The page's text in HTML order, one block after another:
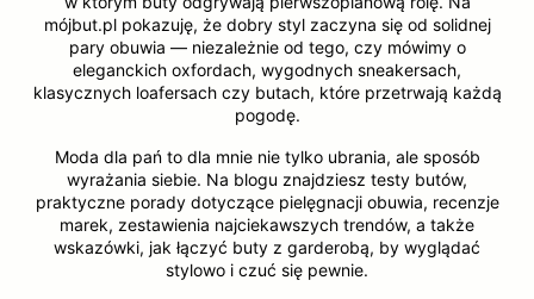
mójbut.pl pokazuję, że dobry styl zaczyna się od solidnej
pary obuwia — niezależnie od tego, czy mówimy o
eleganckich oxfordach, wygodnych sneakersach,
klasycznych loafersach czy butach, które przetrwają każdą
pogodę.
Moda dla pań to dla mnie nie tylko ubrania, ale sposób
wyrażania siebie. Na blogu znajdziesz testy butów,
praktyczne porady dotyczące pielęgnacji obuwia, recenzje
marek, zestawienia najciekawszych trendów, a także
wskazówki, jak łączyć buty z garderobą, by wyglądać
stylowo i czuć się pewnie.